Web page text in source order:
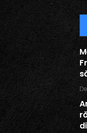
De